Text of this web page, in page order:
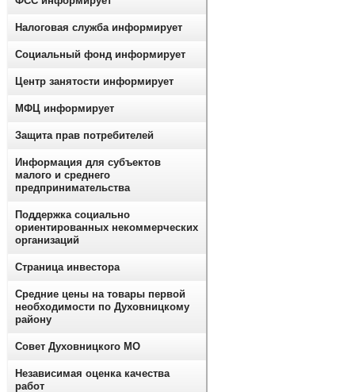
Налоговая служба информирует
Социальный фонд информирует
Центр занятости информирует
МФЦ информирует
Защита прав потребителей
Информация для субъектов
малого и среднего
предпринимательства
Поддержка социально
ориентированных некоммерческих
организаций
Страница инвестора
Средние цены на товары первой
необходимости по Духовницкому
району
Совет Духовницкого МО
Независимая оценка качества
работ